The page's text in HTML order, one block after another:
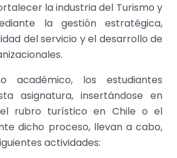
la industria del Turismo y
la gestión estratégica,
del servicio y el desarrollo de
académico, los estudiantes
asignatura, insertándose en
rubro turístico en Chile o el
dicho proceso, llevan a cabo,
actividades: